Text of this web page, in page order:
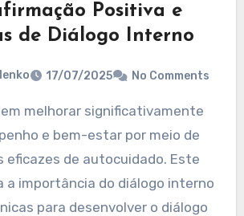
Positiva e
de Diálogo Interno
17/07/2025 No Comments
e bem-estar por meio de
eficazes de autocuidado. Este
a importância do diálogo interno
para desenvolver o diálogo